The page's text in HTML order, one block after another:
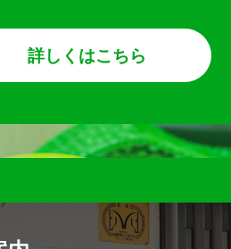
詳しくはこちら